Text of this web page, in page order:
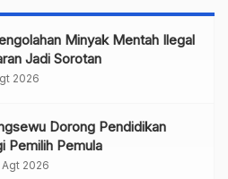
Minyak Mentah Ilegal
Jadi Sorotan
2026
Dorong Pendidikan
Pemilih Pemula
2026